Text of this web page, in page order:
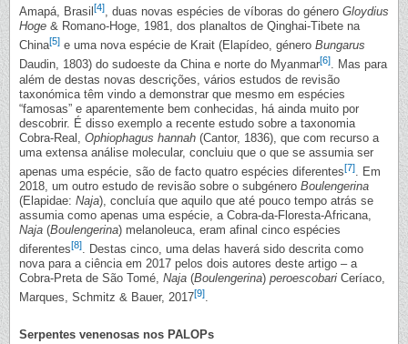
Amapá, Brasil [4], duas novas espécies de víboras do género Gloydius
Hoge & Romano-Hoge, 1981, dos planaltos de Qinghai-Tibete na
China[5] e uma nova espécie de Krait (Elapídeo, género Bungarus
Daudin, 1803) do sudoeste da China e norte do Myanmar[6]. Mas para
além de destas novas descrições, vários estudos de revisão
taxonómica têm vindo a demonstrar que mesmo em espécies
“famosas” e aparentemente bem conhecidas, há ainda muito por
descobrir. É disso exemplo a recente estudo sobre a taxonomia
Cobra-Real, Ophiophagus hannah (Cantor, 1836), que com recurso a
uma extensa análise molecular, concluiu que o que se assumia ser
apenas uma espécie, são de facto quatro espécies diferentes[7]. Em
2018, um outro estudo de revisão sobre o subgénero Boulengerina
(Elapidae: Naja), concluía que aquilo que até pouco tempo atrás se
assumia como apenas uma espécie, a Cobra-da-Floresta-Africana,
Naja (Boulengerina) melanoleuca, eram afinal cinco espécies
diferentes[8]. Destas cinco, uma delas haverá sido descrita como
nova para a ciência em 2017 pelos dois autores deste artigo – a
Cobra-Preta de São Tomé, Naja (Boulengerina) peroescobari Ceríaco,
Marques, Schmitz & Bauer, 2017[9].
Serpentes venenosas nos PALOPs